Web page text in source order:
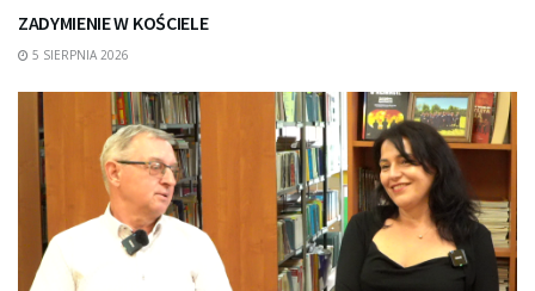
ZADYMIENIE W KOŚCIELE
5 SIERPNIA 2026